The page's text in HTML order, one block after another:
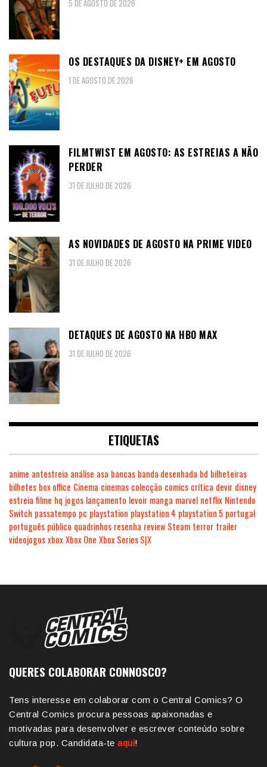
5 DE AGOSTO DE 2026
OS DESTAQUES DA DISNEY+ EM AGOSTO
1 DE AGOSTO DE 2026
FILMTWIST EM AGOSTO: AS ESTREIAS A NÃO
PERDER
31 DE JULHO DE 2026
AS NOVIDADES DE AGOSTO NA PRIME VIDEO
31 DE JULHO DE 2026
DETAQUES DE AGOSTO NA HBO MAX
31 DE JULHO DE 2026
ETIQUETAS
anime antestreia análise asa bancas banda desenhada bd bilheteiras
bilhetes box office Cinema cinemas colecção comics crítica devir disney
estreia filme hq jogos lançamento levoir manga marvel netflix Nintendo
Switch passatempo pc playstation playstation 4 playstation 5 portugal
português público quadrinhos resenha review Steam terror trailer
videojogosxboxXbox One Xbox Series S|X
QUERES COLABORAR CONNOSCO?
Tens interesse em colaborar com o Central Comics? O
Central Comics procura pessoas apaixonadas e
motivadas para desenvolver e escrever conteúdo sobre
cultura pop. Candidata-te aqui!